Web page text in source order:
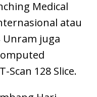
Medical
atau
Unram juga
Scan 128 Slice.